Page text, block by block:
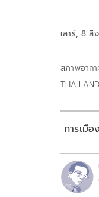
เสาร์, 8 สิ
สภาพอาก
การเมือ